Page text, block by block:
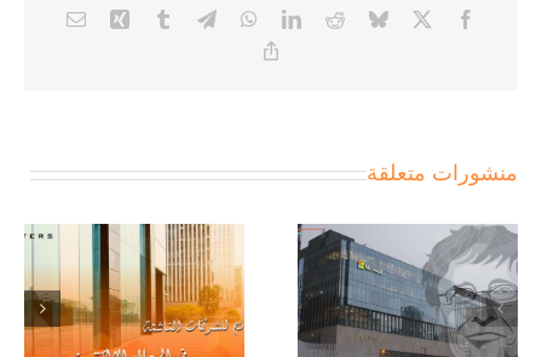
Facebook
X
Bluesky
Reddit
LinkedIn
WhatsApp
Telegram
Tumblr
Xing
Email
منشورات متعلقة
بيل غيتس مُؤسس
مايكروسوفت